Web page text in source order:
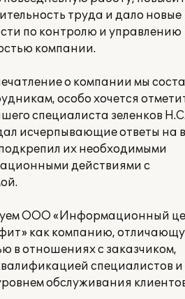
труда и дало новые
по контролю и управлению
компании.
о компании мы
особо хочется
специалиста зеленков
исчерпывающие ответы на
их необходимыми
действиями с
ООО «Информационный
как компанию,
в отношениях с заказчиком,
специалистов и
обслуживания